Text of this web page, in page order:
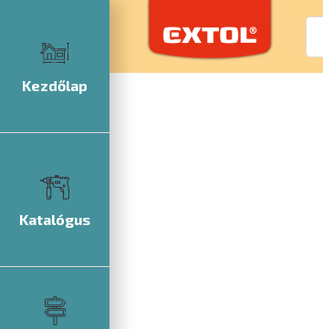
Kezdőlap
Katalógus